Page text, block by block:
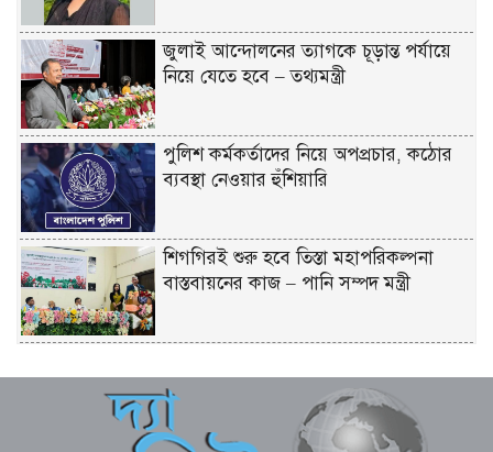
জুলাই আন্দোলনের ত্যাগকে চূড়ান্ত পর্যায়ে
নিয়ে যেতে হবে – তথ্যমন্ত্রী
পুলিশ কর্মকর্তাদের নিয়ে অপপ্রচার, কঠোর
ব্যবস্থা নেওয়ার হুঁশিয়ারি
শিগগিরই শুরু হবে তিস্তা মহাপরিকল্পনা
বাস্তবায়নের কাজ – পানি সম্পদ মন্ত্রী
প্রাণিসম্পদ প্রতিমন্ত্রী